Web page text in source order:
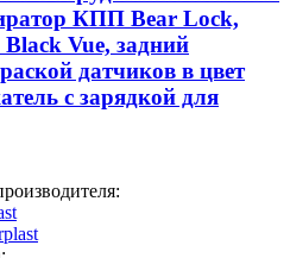
КПП Bear Lock,
Black Vue, задний
датчиков в цвет
с зарядкой для